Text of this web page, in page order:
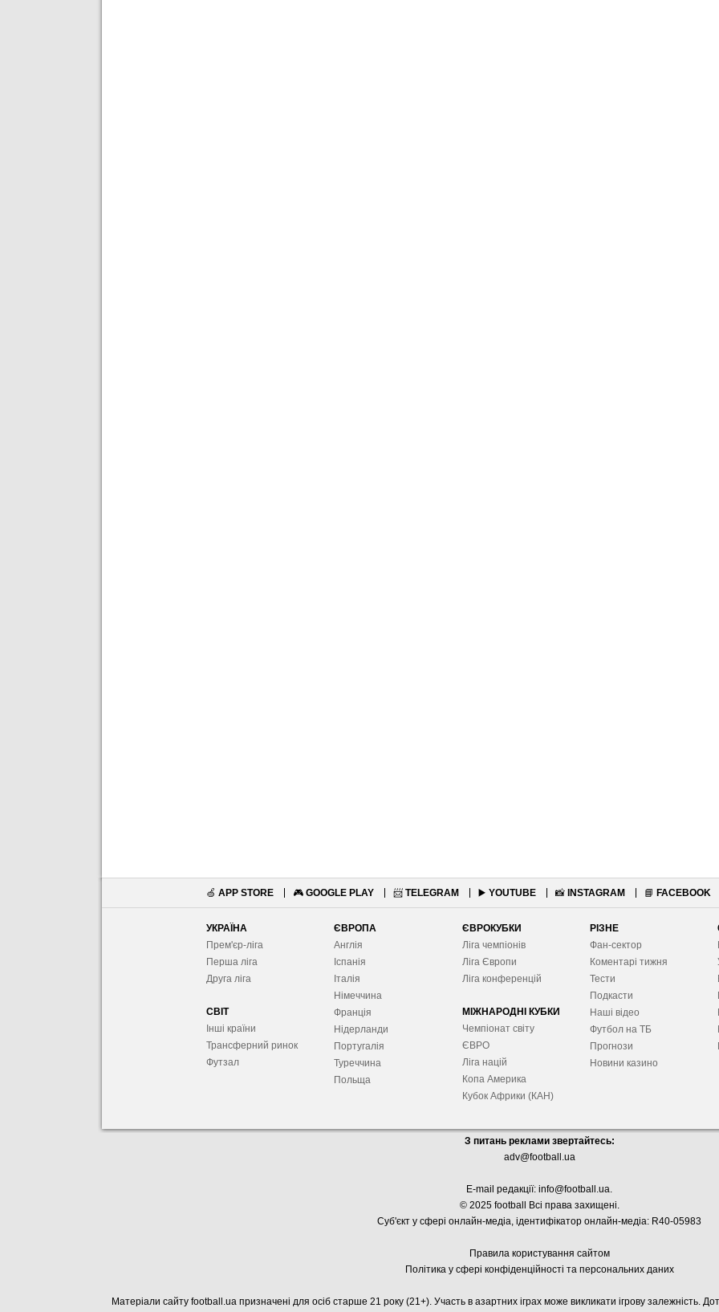
🍏 APP STORE 🎮 GOOGLE PLAY 📨 TELEGRAM ▶️ YOUTUBE 📸 INSTAGRAM 📘 FACEBOOK
УКРАЇНА
Прем'єр-ліга
Перша ліга
Друга ліга
СВІТ
Інші країни
Трансферний ринок
Футзал
ЄВРОПА
Англія
Іспанія
Італія
Німеччина
Франція
Нідерланди
Португалія
Туреччина
Польща
ЄВРОКУБКИ
Ліга чемпіонів
Ліга Європи
Ліга конференцій
МІЖНАРОДНІ КУБКИ
Чемпіонат світу
ЄВРО
Ліга націй
Копа Америка
Кубок Африки (КАН)
РІЗНЕ
Фан-сектор
Коментарі тижня
Тести
Подкасти
Наші відео
Футбол на ТБ
Прогнози
Новини казино
З питань реклами звертайтесь:
adv@football.ua
E-mail редакції: info@football.ua.
© 2025 football Всі права захищені.
Суб'єкт у сфері онлайн-медіа, ідентифікатор онлайн-медіа: R40-05983
Правила користування сайтом
Політика у сфері конфіденційності та персональних даних
Матеріали сайту football.ua призначені для осіб старше 21 року (21+). Участь в азартних іграх може викликати ігрову залежність.